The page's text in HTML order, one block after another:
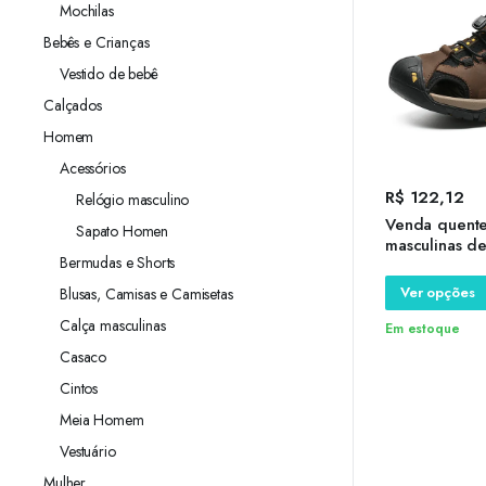
R$ 122,12
Venda
masculinas
praia
couro genuíno
masculinos
Ver opções
Em estoque
Mochilas
Bebês e Crianças
Vestido de bebê
Calçados
Homem
Acessórios
Relógio masculino
Sapato Homen
Bermudas e Shorts
Blusas, Camisas e Camisetas
Calça masculinas
Casaco
Cintos
Meia Homem
Vestuário